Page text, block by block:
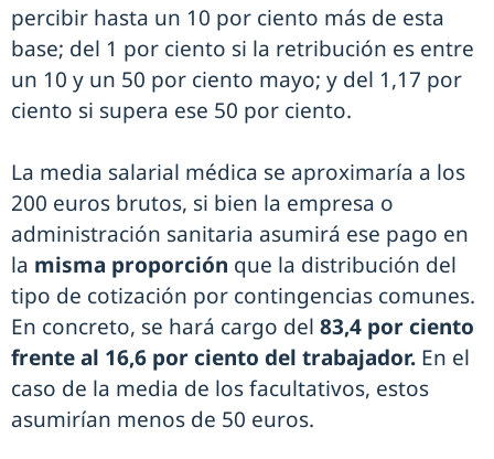
percibir hasta un 10 por ciento más de esta
base; del 1 por ciento si la retribución es entre
un 10 y un 50 por ciento mayo; y del 1,17 por
ciento si supera ese 50 por ciento.
La media salarial médica se aproximaría a los
200 euros brutos, si bien la empresa o
administración sanitaria asumirá ese pago en
la misma proporción que la distribución del
tipo de cotización por contingencias comunes.
En concreto, se hará cargo del 83,4 por ciento
frente al 16,6 por ciento del trabajador. En el
caso de la media de los facultativos, estos
asumirían menos de 50 euros.